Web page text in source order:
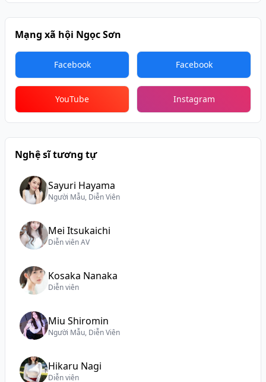
Mạng xã hội Ngọc Sơn
Facebook Facebook
YouTube Instagram
Nghệ sĩ tương tự
Sayuri Hayama
Người Mẫu, Diễn Viên
Mei Itsukaichi
Diễn viên AV
Kosaka Nanaka
Diễn viên
Miu Shiromin
Người Mẫu, Diễn Viên
Hikaru Nagi
Diễn viên